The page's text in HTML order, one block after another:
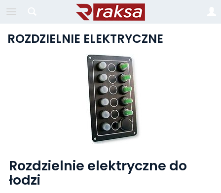
ROZDZIELNIE ELEKTRYCZNE
Rozdzielnie elektryczne do
łodzi